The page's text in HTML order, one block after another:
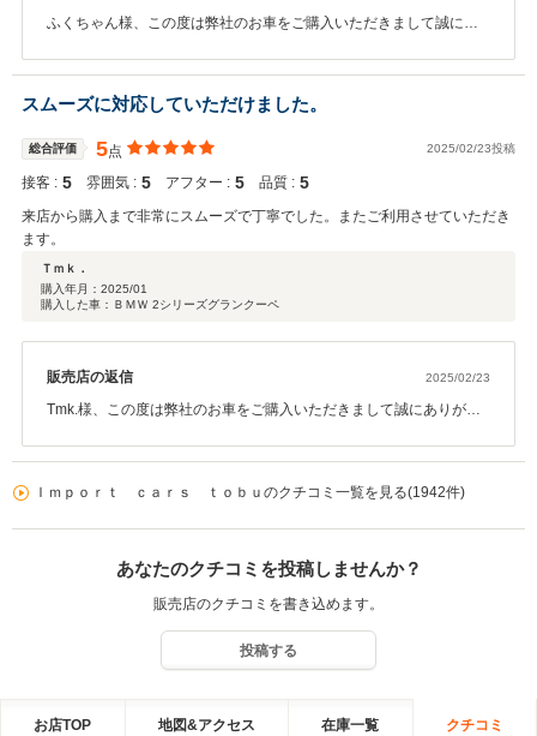
ふくちゃん様、この度は弊社のお車をご購入いただきまして誠にあ
洗車も楽しくできると思います！今後もメンテナンスなどでしっか
りサポートいたしますので、頼って頂ければと思います！ありがと
うございました！
スムーズに対応していただけました。
総合評価 5点 2025/02/23投稿
接客 : 5 雰囲気 : 5 アフター : 5 品質 : 5
来店から購入まで非常にスムーズで丁寧でした。またご利用させていただき
ます。
Ｔｍｋ．
購入年月： 2025/01
購入した車：ＢＭＷ 2シリーズグランクーペ
販売店の返信 2025/02/23
Tmk.様、この度は弊社のお車をご購入いただきまして誠にありがと
した！
Ｉｍｐｏｒｔ ｃａｒｓ ｔｏｂｕのクチコミ一覧を見る(1942件)
あなたのクチコミを投稿しませんか？
販売店のクチコミを書き込めます。
投稿する
お店TOP 地図&アクセス 在庫一覧 クチコミ